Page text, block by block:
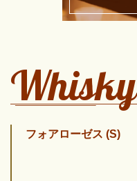
Whisky
フォアローゼス (S)